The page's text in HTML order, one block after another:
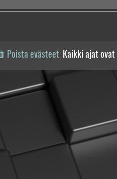
Kaikki ajat ovat
Poista evästeet